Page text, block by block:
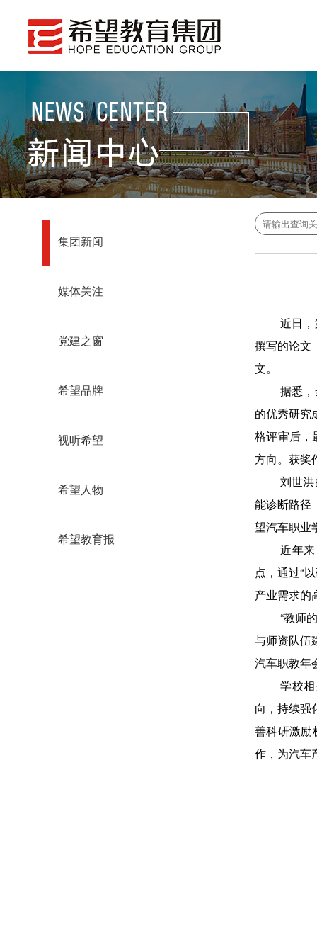
集团新闻
媒体关注
党建之窗
希望品牌
视听希望
希望人物
希望教育报
近日
撰写的论文
文。
据悉
的优秀研究
格评审后，
方向。获奖
刘世
能诊断路径
望汽车职业
近年
点，通过“
产业需求的
“教师
与师资队伍
汽车职教年
学校
向，持续强
善科研激励
作，为汽车